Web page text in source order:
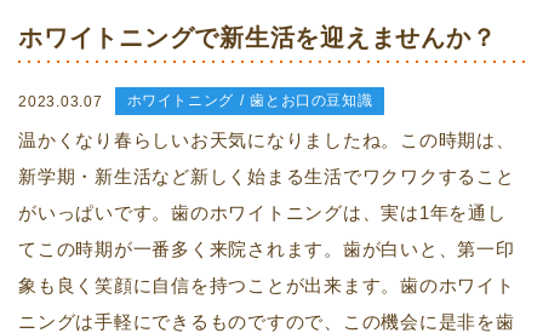
ホワイトニングで新生活を迎えませんか？
2023.03.07 ホワイトニング 歯とお口の豆知識
温かくなり春らしいお天気になりましたね。この時期は、
新学期・新生活など新しく始まる生活でワクワクすること
がいっぱいです。歯のホワイトニングは、実は1年を通し
てこの時期が一番多く来院されます。歯が白いと、第一印
象も良く笑顔に自信を持つことが出来ます。歯のホワイト
ニングは手軽にできるものですので、この機会に是非を歯